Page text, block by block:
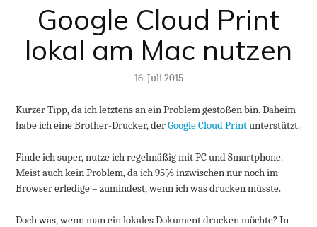
Google Cloud Print
lokal am Mac nutzen
16. Juli 2015
Kurzer Tipp, da ich letztens an ein Problem gestoßen bin. Daheim
habe ich eine Brother-Drucker, derGoogle Cloud Printunterstützt.
Finde ich super, nutze ich regelmäßig mit PC und Smartphone.
Meist auch kein Problem, da ich 95% inzwischen nur noch im
Browser erledige – zumindest, wenn ich was drucken müsste.
Doch was, wenn man ein lokales Dokument drucken möchte? In